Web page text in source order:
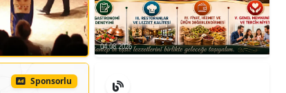
04.08.2026
Sponsorlu